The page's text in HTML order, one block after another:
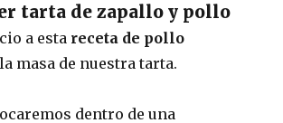
tarta de zapallo y pollo
a esta receta de pollo
masa de nuestra tarta.
dentro de una